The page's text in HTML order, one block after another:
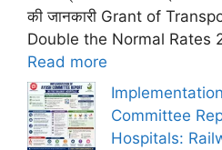
की जानकारी Grant of
Double the Normal Rates
Read more
Committee
Hospitals: